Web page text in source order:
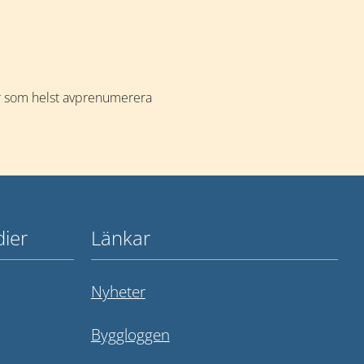
helst avprenumerera
Länkar
Nyheter
Byggloggen